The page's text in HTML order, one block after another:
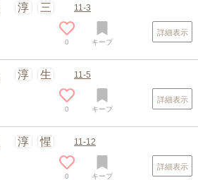
淳 三 11-3
0 キープ
詳細表示
淳 生 11-5
0 キープ
詳細表示
淳 惺 11-12
0 キープ
詳細表示